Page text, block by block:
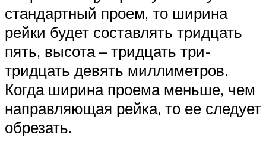
стандартный проем, то ширина
рейки будет составлять тридцать
пять, высота – тридцать три-
тридцать девять миллиметров.
Когда ширина проема меньше, чем
направляющая рейка, то ее следует
обрезать.